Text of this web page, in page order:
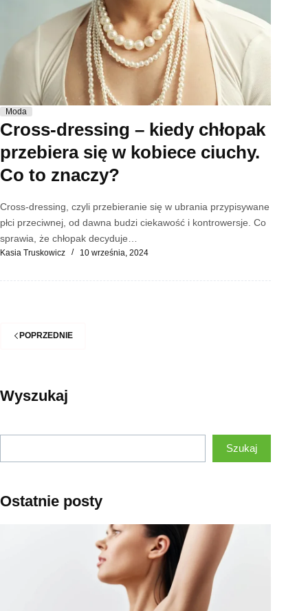
Moda
Cross-dressing – kiedy chłopak
przebiera się w kobiece ciuchy.
Co to znaczy?
Cross-dressing, czyli przebieranie się w ubrania przypisywane
płci przeciwnej, od dawna budzi ciekawość i kontrowersje. Co
sprawia, że chłopak decyduje…
Kasia Truskowicz 10 września, 2024
POPRZEDNIE
Wyszukaj
Szukaj
Ostatnie posty